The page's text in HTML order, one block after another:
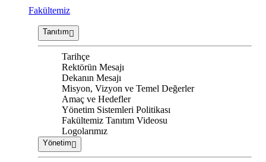
Fakültemiz
Tanıtım
Tarihçe
Rektörün Mesajı
Dekanın Mesajı
Misyon, Vizyon ve Temel Değerler
Amaç ve Hedefler
Yönetim Sistemleri Politikası
Fakültemiz Tanıtım Videosu
Logolarımız
Yönetim